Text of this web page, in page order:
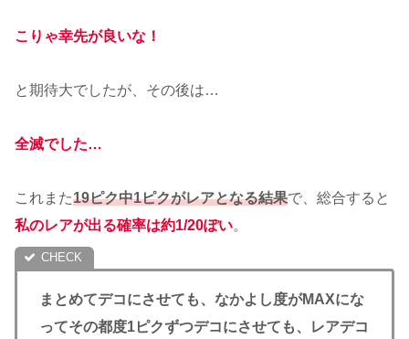
こりゃ幸先が良いな！
と期待大でしたが、その後は…
全滅でした…
これまた19ピク中1ピクがレアとなる結果で、総合すると
私のレアが出る確率は約1/20ぽい。
まとめてデコにさせても、なかよし度がMAXにな
ってその都度1ピクずつデコにさせても、レアデコ